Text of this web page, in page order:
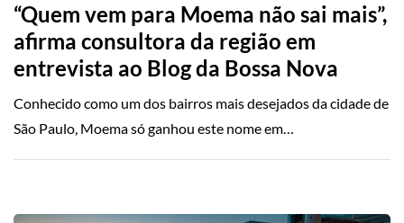
“Quem vem para Moema não sai mais”,
afirma consultora da região em
entrevista ao Blog da Bossa Nova
Conhecido como um dos bairros mais desejados da cidade de
São Paulo, Moema só ganhou este nome em…